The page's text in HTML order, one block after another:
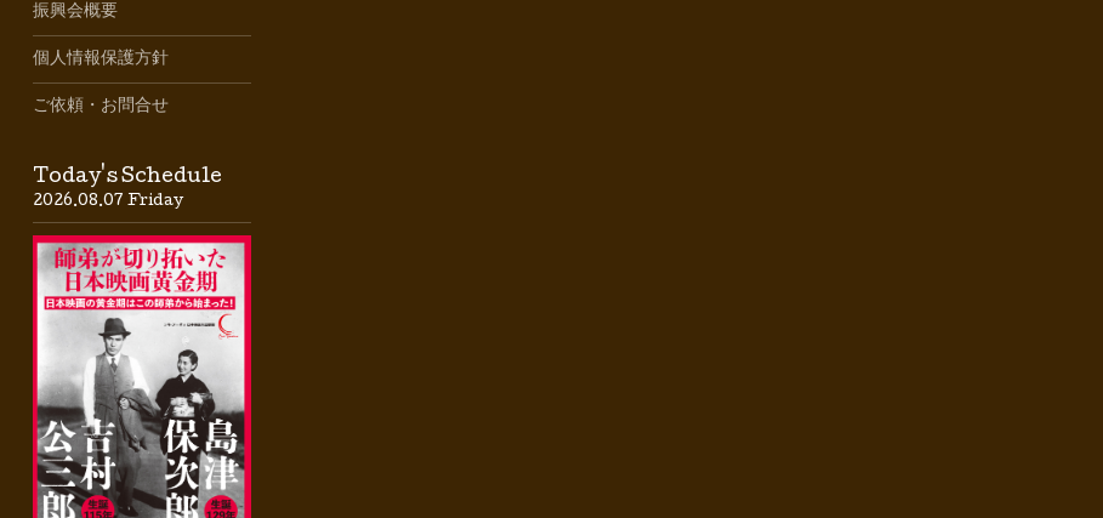
振興会概要
個人情報保護方針
ご依頼・お問合せ
Today's Schedule
2026.08.07 Friday